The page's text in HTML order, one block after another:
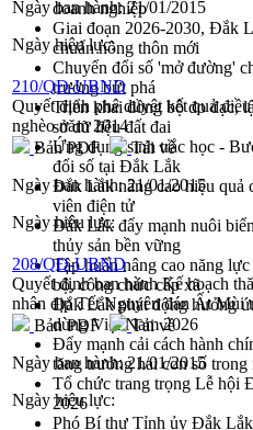
doanh nghiệp
Giai đoạn 2026-2030, Đắk
chuẩn nông thôn mới
Chuyển đổi số 'mở đường'
trưởng bứt phá
Triển khai đồng bộ đo đạc,
sở dữ liệu đất đai
Ứng dụng sinh trắc học -
đổi số tại Đắk Lắk
Đắk Lắk nâng cao hiệu quả
viên điện tử
Đắk Lắk đẩy mạnh nuôi
thủy sản bền vững
Tập huấn nâng cao năng
bộ, công chức cấp xã
Đắk Lắk phát động hưởng
dùng Việt Nam 2026
Đẩy mạnh cải cách hành
tăng trưởng hai con số trong
Tổ chức trang trọng Lễ hội
2026
Phó Bí thư Tỉnh ủy Đắk
Ngày ban hành:21/01/2015
Ngày hiệu lực:
210/QĐ-UBND
Quyết định phê duyệt kết quả
nghèo năm 2014
Bản PDF
Tải về
Ngày ban hành:21/01/2015
Ngày hiệu lực:
208/QĐ-UBND
Quyết định ban hành Kế hoạch
nhân dịp Tết Nguyên đán Ất Mùi
Bản PDF
Tải về
Ngày ban hành:21/01/2015
Ngày hiệu lực: